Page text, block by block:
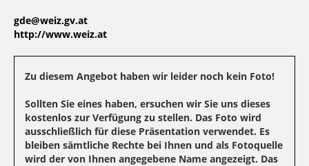
gde@weiz.gv.at
http://www.weiz.at
Zu diesem Angebot haben wir leider noch kein Foto!
Sollten Sie eines haben, ersuchen wir Sie uns dieses
kostenlos zur Verfügung zu stellen. Das Foto wird
ausschließlich für diese Präsentation verwendet. Es
bleiben sämtliche Rechte bei Ihnen und als Fotoquelle
wird der von Ihnen angegebene Name angezeigt. Das